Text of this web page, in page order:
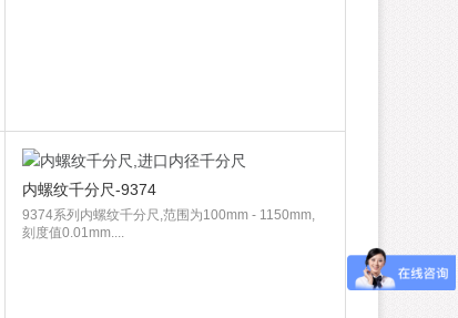
内螺纹千分尺-9374
9374系列内螺纹千分尺,范围为100mm - 1150mm,
刻度值0.01mm....